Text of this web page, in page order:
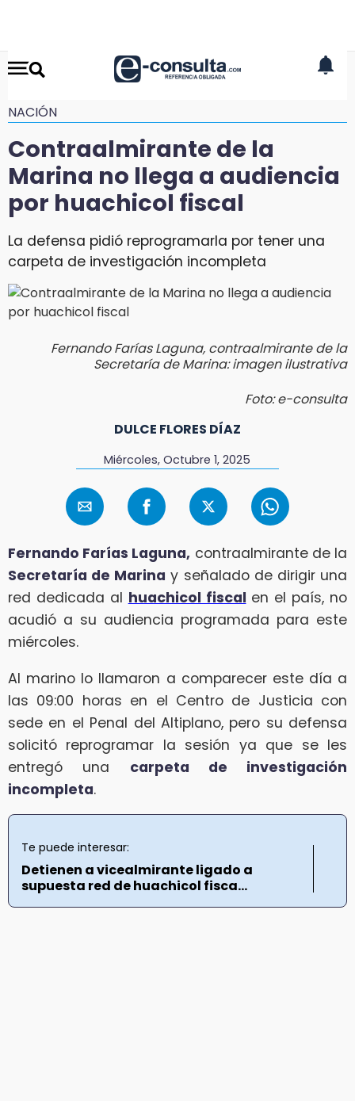
NACIÓN
Contraalmirante de la
Marina no llega a audiencia
por huachicol fiscal
La defensa pidió reprogramarla por tener una
carpeta de investigación incompleta
Fernando Farías Laguna, contraalmirante de la
Secretaría de Marina: imagen ilustrativa
Foto: e-consulta
DULCE FLORES DÍAZ
Miércoles, Octubre 1, 2025
Fernando Farías Laguna, contraalmirante de la
Secretaría de Marina y señalado de dirigir una
red dedicada al huachicol fiscal en el país, no
acudió a su audiencia programada para este
miércoles.
Al marino lo llamaron a comparecer este día a
las 09:00 horas en el Centro de Justicia con
sede en el Penal del Altiplano, pero su defensa
solicitó reprogramar la sesión ya que se les
entregó una carpeta de investigación
incompleta.
Te puede interesar:
Detienen a vicealmirante ligado a
supuesta red de huachicol fisca...